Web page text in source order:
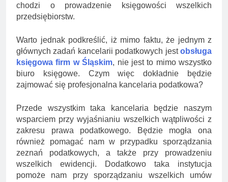
chodzi o prowadzenie księgowości wszelkich
przedsiębiorstw.
Warto jednak podkreślić, iż mimo faktu, że jednym z
głównych zadań kancelarii podatkowych jestobsługa
księgowa firm w Śląskim, nie jest to mimo wszystko
biuro księgowe. Czym więc dokładnie będzie
zajmować się profesjonalna kancelaria podatkowa?
Przede wszystkim taka kancelaria będzie naszym
wsparciem przy wyjaśnianiu wszelkich wątpliwości z
zakresu prawa podatkowego. Będzie mogła ona
również pomagać nam w przypadku sporządzania
zeznań podatkowych, a także przy prowadzeniu
wszelkich ewidencji. Dodatkowo taka instytucja
pomoże nam przy sporządzaniu wszelkich umów